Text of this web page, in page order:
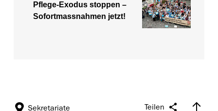
Pflege-Exodus stoppen –
Sofortmassnahmen jetzt!
Teilen
Sekretariate